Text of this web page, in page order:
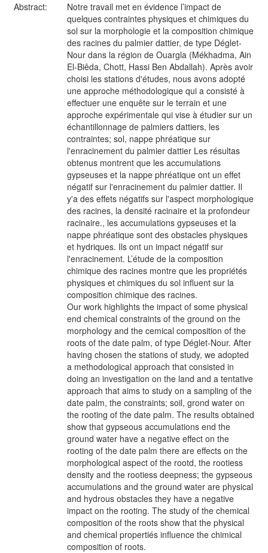
Abstract:
Notre travail met en évidence l’impact de
quelques contraintes physiques et chimiques du
sol sur la morphologie et la composition chimique
des racines du palmier dattier, de type Déglet-
Nour dans la région de Ouargla (Mékhadma, Ain
El-Biêda, Chott, Hassi Ben Abdallah). Après avoir
choisi les stations d'études, nous avons adopté
une approche méthodologique qui a consisté à
effectuer une enquête sur le terrain et une
approche expérimentale qui vise à étudier sur un
échantillonnage de palmiers dattiers, les
contraintes; sol, nappe phréatique sur
l'enracinement du palmier dattier Les résultas
obtenus montrent que les accumulations
gypseuses et la nappe phréatique ont un effet
négatif sur l'enracinement du palmier dattier. Il
y'a des effets négatifs sur l'aspect morphologique
des racines, la densité racinaire et la profondeur
racinaire., les accumulations gypseuses et la
nappe phréatique sont des obstacles physiques
et hydriques. Ils ont un impact négatif sur
l'enracinement. L’étude de la composition
chimique des racines montre que les propriétés
physiques et chimiques du sol influent sur la
composition chimique des racines.
Our work highlights the impact of some physical
end chemical constraints of the ground on the
morphology and the cemical composition of the
roots of the date palm, of type Déglet-Nour. After
having chosen the stations of study, we adopted
a methodological approach that consisted in
doing an investigation on the land and a tentative
approach that aims to study on a sampling of the
date palm, the constraints; soil, grond water on
the rooting of the date palm. The results obtained
show that gypseous accumulations end the
ground water have a negative effect on the
rooting of the date palm there are effects on the
morphological aspect of the rootd, the rootiess
density and the rootiess deepness; the gypseous
accumulations and the ground water are physical
and hydrous obstacles they have a negative
impact on the rooting. The study of the chemical
composition of the roots show that the physical
and chemical propertiés influence the chimical
composition of roots.